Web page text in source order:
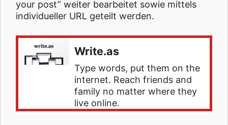
your post” weiter bearbeitet sowie mittels
individueller URL geteilt werden.
Write.as
Type words, put them on the
internet. Reach friends and
family no matter where they
live online.